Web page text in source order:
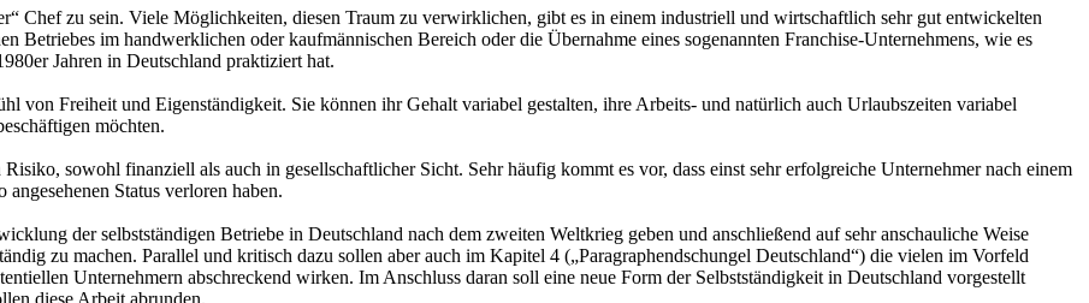
Chef zu sein. Viele Möglichkeiten, diesen Traum zu verwirklichen, gibt es in einem industriell und wirtschaftlich sehr gut entwickelten
Betriebes im handwerklichen oder kaufmännischen Bereich oder die Übernahme eines sogenannten Franchise-Unternehmens, wie es
Jahren in Deutschland praktiziert hat.
von Freiheit und Eigenständigkeit. Sie können ihr Gehalt variabel gestalten, ihre Arbeits- und natürlich auch Urlaubszeiten variabel
möchten.
sowohl finanziell als auch in gesellschaftlicher Sicht. Sehr häufig kommt es vor, dass einst sehr erfolgreiche Unternehmer nach einem
Status verloren haben.
der selbstständigen Betriebe in Deutschland nach dem zweiten Weltkrieg geben und anschließend auf sehr anschauliche Weise
zu machen. Parallel und kritisch dazu sollen aber auch im Kapitel 4 („Paragraphendschungel Deutschland“) die vielen im Vorfeld
Unternehmern abschreckend wirken. Im Anschluss daran soll eine neue Form der Selbstständigkeit in Deutschland vorgestellt
diese Arbeit abrunden.